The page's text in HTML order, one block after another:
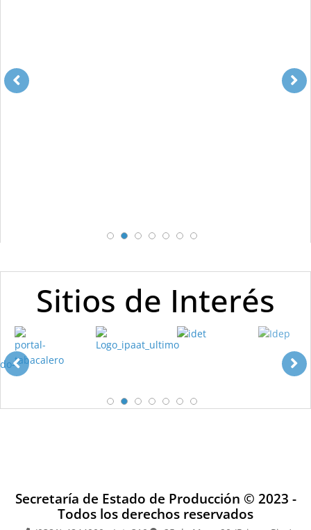
Sitios de Interés
1 2 3 4 5 6 7
Secretaría de Estado de Producción © 2023 -
Todos los derechos reservados